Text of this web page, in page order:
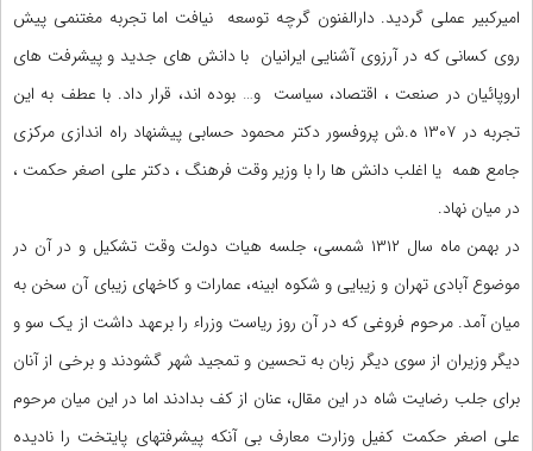
امیرکبیر عملی گردید. دارالفنون گرچه توسعه نیافت اما تجربه مغتنمی پیش
روی کسانی که در آرزوی آشنایی ایرانیان با دانش های جدید و پیشرفت های
اروپائیان در صنعت ، اقتصاد، سیاست و… بوده اند، قرار داد. با عطف به این
تجربه در ۱۳۰۷ ه.ش پروفسور دکتر محمود حسابی پیشنهاد راه اندازی مرکزی
جامع همه یا اغلب دانش ها را با وزیر وقت فرهنگ ، دکتر علی اصغر حکمت ،
در میان نهاد.
در بهمن ماه سال ۱۳۱۲ شمسی، جلسه هیات دولت وقت تشکیل و در آن در
موضوع آبادی تهران و زیبایی و شکوه ابینه، عمارات و کاخهای زیبای آن سخن به
میان آمد. مرحوم فروغی که در آن روز ریاست وزراء را برعهد داشت از یک سو و
دیگر وزیران از سوی دیگر زبان به تحسین و تمجید شهر گشودند و برخی از آنان
برای جلب رضایت شاه در این مقال، عنان از کف بدادند اما در این میان مرحوم
علی اصغر حکمت کفیل وزارت معارف بی آنکه پیشرفتهای پایتخت را نادیده